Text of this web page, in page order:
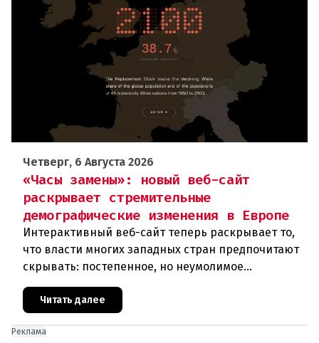
Четверг, 6 Августа 2026
«Часы замены»: новый веб-сайт
раскрывает стремительные
демографические изменения в Европе
Интерактивный веб-сайт теперь раскрывает то,
что власти многих западных стран предпочитают
скрывать: постепенное, но неумолимое
сокращение численности населения
европейского происхождения. «Часы замен
Читать далее
Реклама